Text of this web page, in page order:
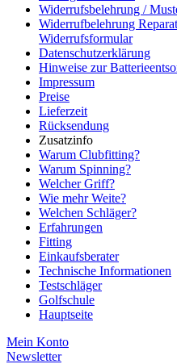
Widerrufsbelehrung /
Widerrufbelehrung
Widerrufsformular
Datenschutzerklärung
Hinweise zur
Impressum
Preise
Lieferzeit
Rücksendung
Zusatzinfo
Warum Clubfitting?
Warum Spinning?
Welcher Griff?
Wie mehr Weite?
Welchen Schläger?
Erfahrungen
Fitting
Einkaufsberater
Technische Informationen
Testschläger
Golfschule
Hauptseite
Mein Konto
Newsletter